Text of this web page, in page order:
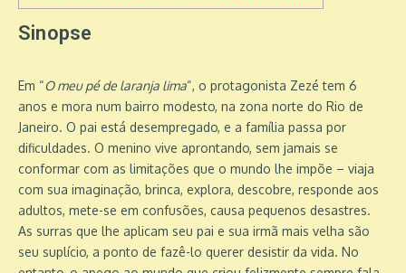
Sinopse
Em “O meu pé de laranja lima“, o protagonista Zezé tem 6
anos e mora num bairro modesto, na zona norte do Rio de
Janeiro. O pai está desempregado, e a família passa por
dificuldades. O menino vive aprontando, sem jamais se
conformar com as limitações que o mundo lhe impõe – viaja
com sua imaginação, brinca, explora, descobre, responde aos
adultos, mete-se em confusões, causa pequenos desastres.
As surras que lhe aplicam seu pai e sua irmã mais velha são
seu suplício, a ponto de fazê-lo querer desistir da vida. No